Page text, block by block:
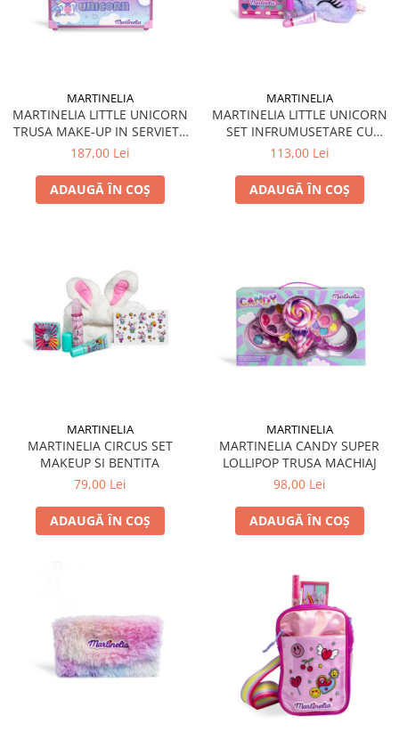
MARTINELIA
MARTINELIA LITTLE UNICORN
TRUSA MAKE-UP IN SERVIETA
DE METAL
187,00 Lei
ADAUGĂ ÎN COȘ
MARTINELIA
MARTINELIA LITTLE UNICORN
SET INFRUMUSETARE CU
MASCA DE DORMIT
113,00 Lei
ADAUGĂ ÎN COȘ
MARTINELIA
MARTINELIA CIRCUS SET
MAKEUP SI BENTITA
79,00 Lei
ADAUGĂ ÎN COȘ
MARTINELIA
MARTINELIA CANDY SUPER
LOLLIPOP TRUSA MACHIAJ
98,00 Lei
ADAUGĂ ÎN COȘ